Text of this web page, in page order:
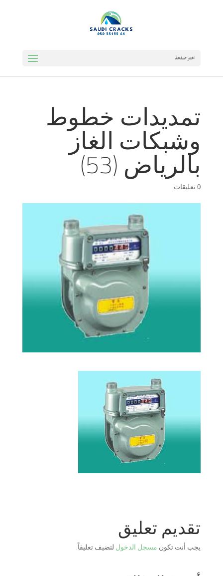
اختر صفحة
تمديدات خطوط
وشبكات الغاز
بالرياض (53)0 تعليقات
تقديم تعليق
يجب أنت تكون مسجل الدخول لتضيف تعليقاً.